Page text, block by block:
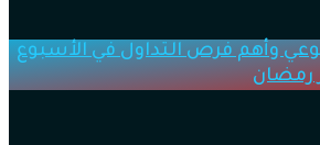
وأهم فرص التداول في الأسبوع
رمضان